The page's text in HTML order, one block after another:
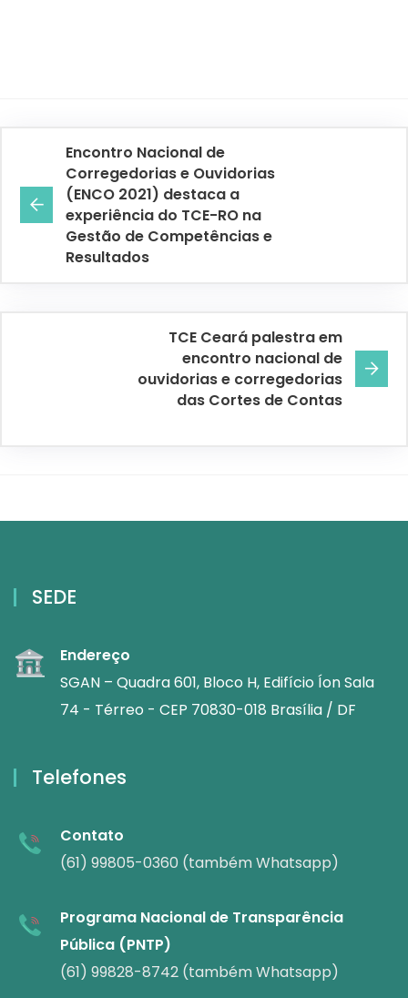
Encontro Nacional de
Corregedorias e Ouvidorias
(ENCO 2021) destaca a
experiência do TCE-RO na
Gestão de Competências e
Resultados
TCE Ceará palestra em
encontro nacional de
ouvidorias e corregedorias
das Cortes de Contas
SEDE
Endereço
SGAN – Quadra 601, Bloco H, Edifício Íon Sala
74 - Térreo - CEP 70830-018 Brasília / DF
Telefones
Contato
(61) 99805-0360 (também Whatsapp)
Programa Nacional de Transparência
Pública (PNTP)
(61) 99828-8742 (também Whatsapp)